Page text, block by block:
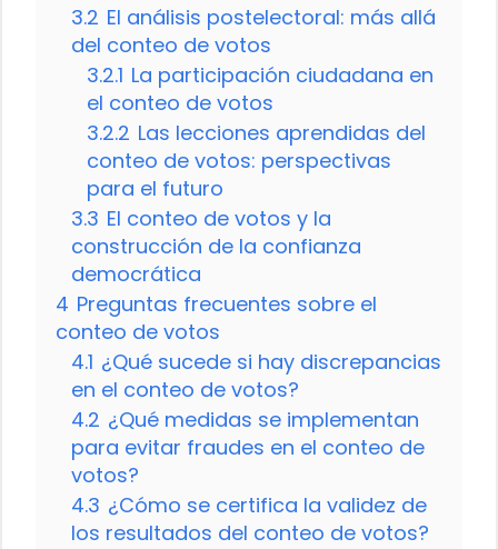
3.2 El análisis postelectoral: más allá
del conteo de votos
3.2.1 La participación ciudadana en
el conteo de votos
3.2.2 Las lecciones aprendidas del
conteo de votos: perspectivas
para el futuro
3.3 El conteo de votos y la
construcción de la confianza
democrática
4 Preguntas frecuentes sobre el
conteo de votos
4.1 ¿Qué sucede si hay discrepancias
en el conteo de votos?
4.2 ¿Qué medidas se implementan
para evitar fraudes en el conteo de
votos?
4.3 ¿Cómo se certifica la validez de
los resultados del conteo de votos?